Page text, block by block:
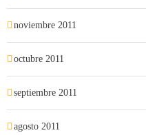
noviembre 2011
octubre 2011
septiembre 2011
agosto 2011